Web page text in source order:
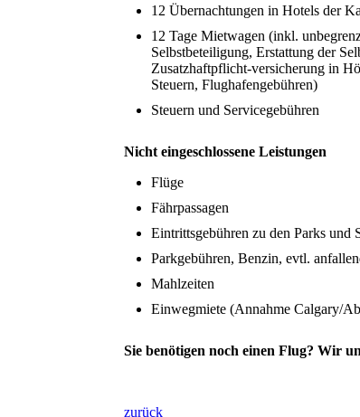
12 Übernachtungen in Hotels der
12 Tage Mietwagen (inkl.
Selbstbeteiligung, Erstattung der
Zusatzhaftpflicht-versicherung in
Steuern, Flughafengebühren)
Steuern und Servicegebühren
Nicht eingeschlossene Leistungen
Flüge
Fährpassagen
Eintrittsgebühren zu den Parks und
Parkgebühren, Benzin, evtl.
Mahlzeiten
Einwegmiete (Annahme Calgary/
Sie benötigen noch einen Flug? Wir
zurück